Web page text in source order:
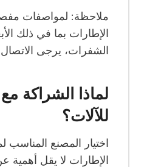
ملاحظة: لمواصفات
الإطارات بما في ذلك
الشفرات، يرجى الاتصال
لماذا الشراكة
للآلات؟
اختيار المصنع المناسب
الإطارات لا يقل أهمية